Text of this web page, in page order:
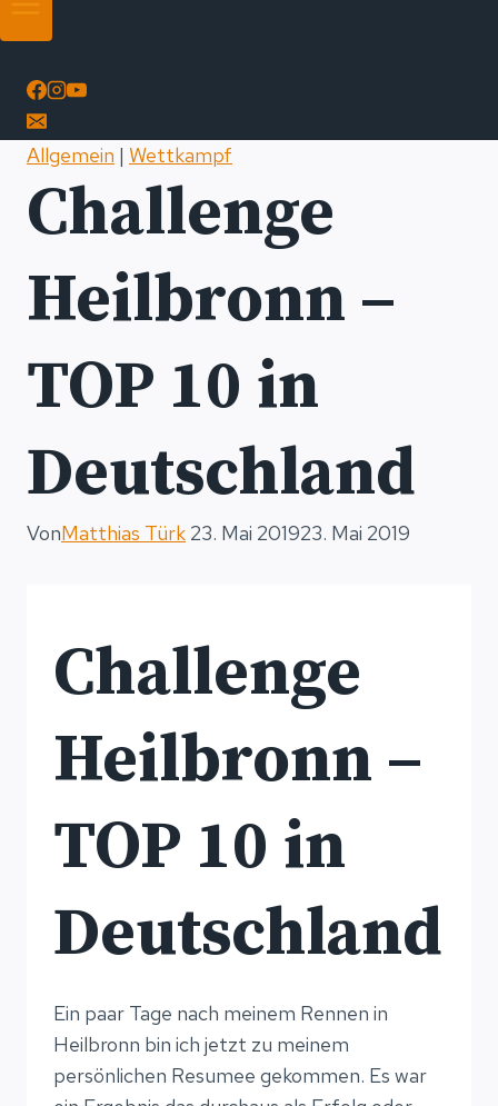
Allgemein | Wettkampf
Challenge
Heilbronn –
TOP 10 in
Deutschland
VonMatthias Türk 23. Mai 201923. Mai 2019
Challenge
Heilbronn –
TOP 10 in
Deutschland
Ein paar Tage nach meinem Rennen in
Heilbronn bin ich jetzt zu meinem
persönlichen Resumee gekommen. Es war